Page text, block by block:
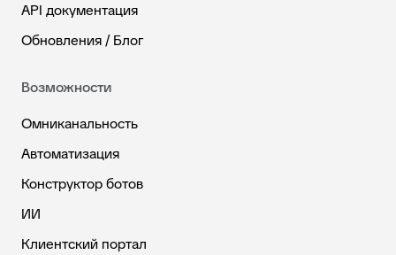
API документация
Обновления / Блог
Возможности
Омниканальность
Автоматизация
Конструктор ботов
ИИ
Клиентский портал